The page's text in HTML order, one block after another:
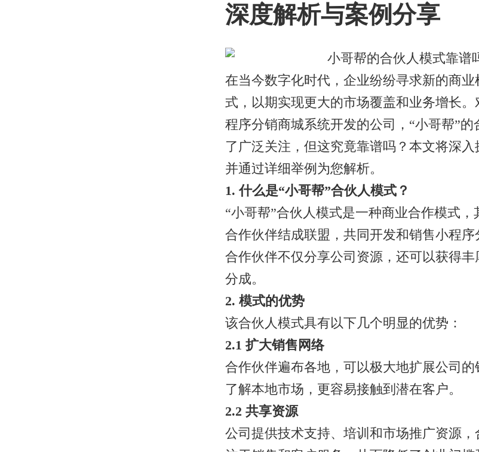
深度解析与案例分享
在当今数字化时代，企业纷纷寻求新的商业
式，以期实现更大的市场覆盖和业务增长
程序分销商城系统开发的公司，“小哥帮”的
了广泛关注，但这究竟靠谱吗？本文将深入
并通过详细举例为您解析。
1. 什么是“小哥帮”合伙人模式？
“小哥帮”合伙人模式是一种商业合作模式，
合作伙伴结成联盟，共同开发和销售小程序
合作伙伴不仅分享公司资源，还可以获得丰
分成。
2. 模式的优势
该合伙人模式具有以下几个明显的优势：
2.1 扩大销售网络
合作伙伴遍布各地，可以极大地扩展公司的
了解本地市场，更容易接触到潜在客户。
2.2 共享资源
公司提供技术支持、培训和市场推广资源，